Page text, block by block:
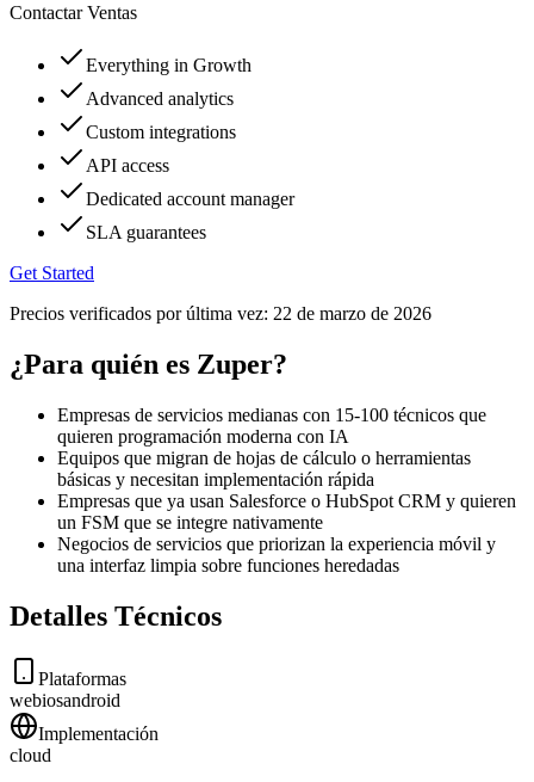
Contactar Ventas
Everything in Growth
Advanced analytics
Custom integrations
API access
Dedicated account manager
SLA guarantees
Get Started
Precios verificados por última vez: 22 de marzo de 2026
¿Para quién es Zuper?
Empresas de servicios medianas con 15-100 técnicos que
quieren programación moderna con IA
Equipos que migran de hojas de cálculo o herramientas
básicas y necesitan implementación rápida
Empresas que ya usan Salesforce o HubSpot CRM y quieren
un FSM que se integre nativamente
Negocios de servicios que priorizan la experiencia móvil y
una interfaz limpia sobre funciones heredadas
Detalles Técnicos
Plataformas
webiosandroid
Implementación
cloud